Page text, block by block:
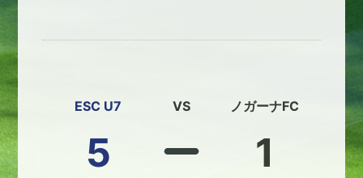
ESC U7
5
VS ノガーナFC
1